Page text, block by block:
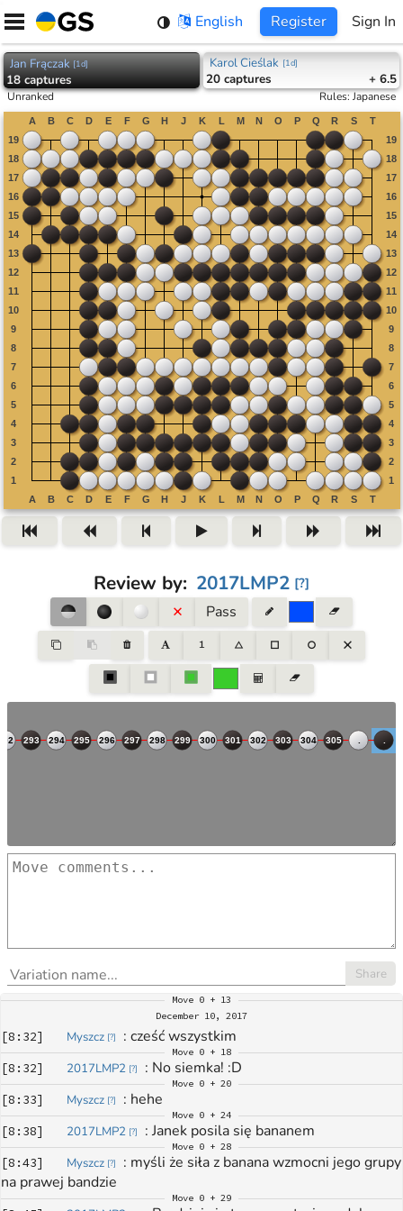
Skip
content
English Register Sign In
Jan Frączak [1d]
18captures
Karol Cieślak [1d]
20 captures + 6.5
Unranked Rules:Japanese
Review by: 2017LMP2 [?]
Pass
Share
Move 0 + 13
December 10, 2017
[8:32] Myszcz [?] : cześć wszystkim
Move 0 + 18
[8:32] 2017LMP2 [?] : No siemka! :D
Move 0 + 20
[8:33] Myszcz [?] : hehe
Move 0 + 24
[8:38] 2017LMP2 [?] : Janek posila się bananem
Move 0 + 28
[8:43] Myszcz [?] : myśli że siła z banana wzmocni jego grupy
na prawej bandzie
Move 0 + 29